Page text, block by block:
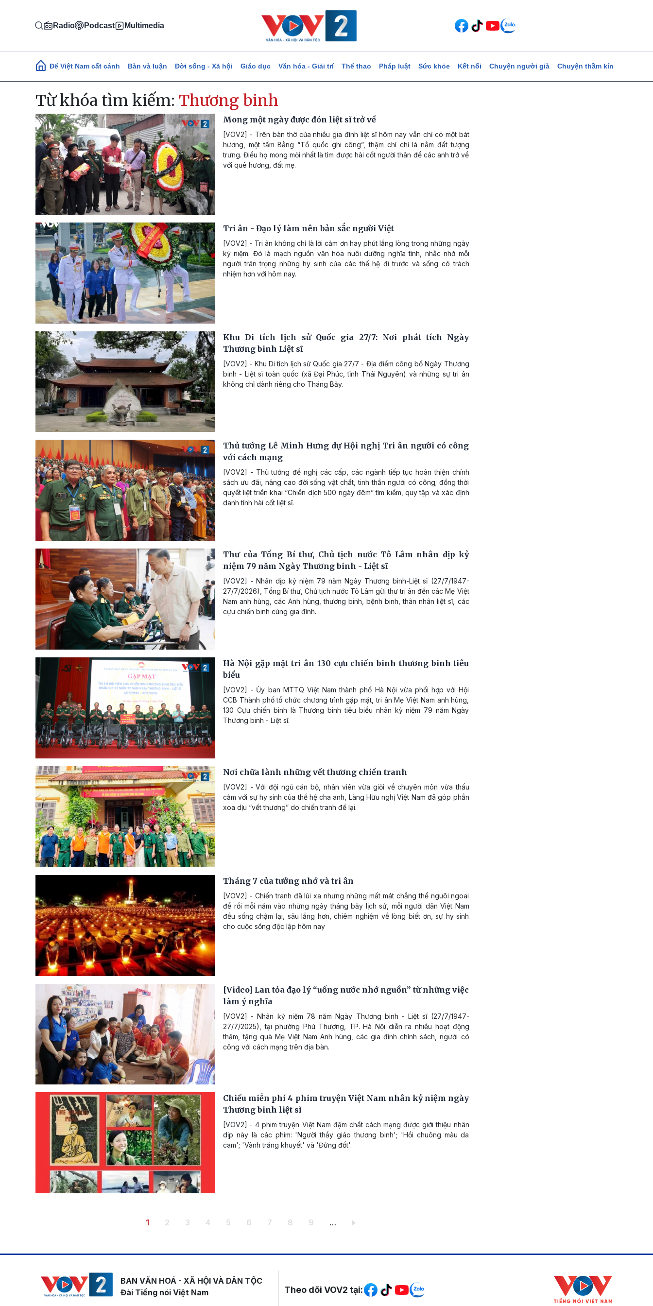
Radio Podcast Multimedia
Main navigation
Để Việt Nam cất cánh Bàn và luận Đời sống - Xã hội Giáo dục Văn hóa - Giải trí Thể thao Pháp luật Sức khỏe Kết nối Chuyện người già Chuyện thầm kín
Từ khóa tìm kiếm: Thương binh
Mong một ngày được đón liệt sĩ trở về
[VOV2] - Trên bàn thờ của nhiều gia đình liệt sĩ hôm nay vẫn chỉ có một bát
hương, một tấm Bằng “Tổ quốc ghi công”, thậm chí chỉ là nắm đất tượng
trưng. Điều họ mong mỏi nhất là tìm được hài cốt người thân để các anh trở về
với quê hương, đất mẹ.
Tri ân - Đạo lý làm nên bản sắc người Việt
[VOV2] - Tri ân không chỉ là lời cảm ơn hay phút lắng lòng trong những ngày
kỷ niệm. Đó là mạch nguồn văn hóa nuôi dưỡng nghĩa tình, nhắc nhớ mỗi
người trân trọng những hy sinh của các thế hệ đi trước và sống có trách
nhiệm hơn với hôm nay.
Khu Di tích lịch sử Quốc gia 27/7: Nơi phát tích Ngày
Thương binh Liệt sĩ
[VOV2] - Khu Di tích lịch sử Quốc gia 27/7 - Địa điểm công bố Ngày Thương
binh - Liệt sĩ toàn quốc (xã Đại Phúc, tỉnh Thái Nguyên) và những sự tri ân
không chỉ dành riêng cho Tháng Bảy.
Thủ tướng Lê Minh Hưng dự Hội nghị Tri ân người có công
với cách mạng
[VOV2] - Thủ tướng đề nghị các cấp, các ngành tiếp tục hoàn thiện chính
sách ưu đãi, nâng cao đời sống vật chất, tinh thần người có công; đồng thời
quyết liệt triển khai “Chiến dịch 500 ngày đêm” tìm kiếm, quy tập và xác định
danh tính hài cốt liệt sĩ.
Thư của Tổng Bí thư, Chủ tịch nước Tô Lâm nhân dịp kỷ
niệm 79 năm Ngày Thương binh - Liệt sĩ
[VOV2] - Nhân dịp kỷ niệm 79 năm Ngày Thương binh-Liệt sĩ (27/7/1947-
27/7/2026), Tổng Bí thư, Chủ tịch nước Tô Lâm gửi thư tri ân đến các Mẹ Việt
Nam anh hùng, các Anh hùng, thương binh, bệnh binh, thân nhân liệt sĩ, các
cựu chiến binh cùng gia đình.
Hà Nội gặp mặt tri ân 130 cựu chiến binh thương binh tiêu
biểu
[VOV2] - Ủy ban MTTQ Việt Nam thành phố Hà Nội vừa phối hợp với Hội
CCB Thành phố tổ chức chương trình gặp mặt, tri ân Mẹ Việt Nam anh hùng,
130 Cựu chiến binh là Thương binh tiêu biểu nhân kỷ niệm 79 năm Ngày
Thương binh - Liệt sĩ.
Nơi chữa lành những vết thương chiến tranh
[VOV2] - Với đội ngũ cán bộ, nhân viên vừa giỏi về chuyên môn vừa thấu
cảm với sự hy sinh của thế hệ cha anh, Làng Hữu nghị Việt Nam đã góp phần
xoa dịu “vết thương” do chiến tranh để lại.
Tháng 7 của tưởng nhớ và tri ân
[VOV2] - Chiến tranh đã lùi xa nhưng những mất mát chẳng thể nguôi ngoai
để rồi mỗi năm vào những ngày tháng bảy lịch sử, mỗi người dân Việt Nam
đều sống chậm lại, sâu lắng hơn, chiêm nghiệm về lòng biết ơn, sự hy sinh
cho cuộc sống độc lập hôm nay
[Video] Lan tỏa đạo lý “uống nước nhớ nguồn” từ những việc
làm ý nghĩa
[VOV2] - Nhân kỷ niệm 78 năm Ngày Thương binh - Liệt sĩ (27/7/1947-
27/7/2025), tại phường Phú Thượng, TP. Hà Nội diễn ra nhiều hoạt động
thăm, tặng quà Mẹ Việt Nam Anh hùng, các gia đình chính sách, người có
công với cách mạng trên địa bàn.
Chiếu miễn phí 4 phim truyện Việt Nam nhân kỷ niệm ngày
Thương binh liệt sĩ
[VOV2] - 4 phim truyện Việt Nam đậm chất cách mạng được giới thiệu nhân
dịp này là các phim: 'Người thầy giáo thương binh'; 'Hồi chuông màu da
cam'; 'Vành trăng khuyết' và 'Đừng đốt'.
Trang hiện thời
1 Trang
2 Trang
3 Trang
4 Trang
5 Trang
6 Trang
7 Trang
8 Trang
9 …
BAN VĂN HOÁ - XÃ HỘI VÀ DÂN TỘC
Đài Tiếng nói Việt Nam
Mạng xã hội
Theo dõi VOV2 tại: